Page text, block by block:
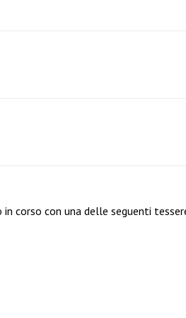
corso con una delle seguenti